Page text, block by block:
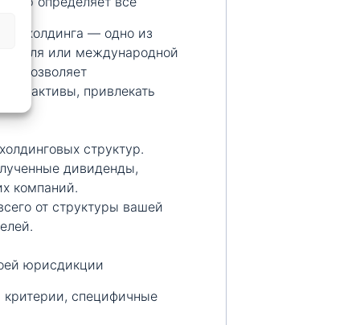
холдинга — одно из
или международной
позволяет
активы, привлекать
структур.
дивиденды,
компаний.
от структуры вашей
юрисдикции
критерии, специфичные